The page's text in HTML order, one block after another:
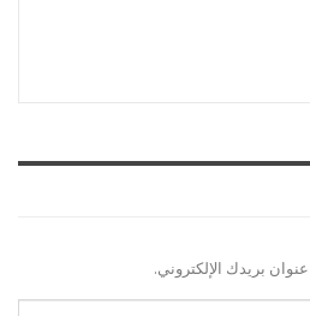
بريدك الإلكتروني.